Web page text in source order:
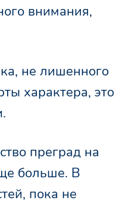
внимания,
не лишенного
характера, это
преград на
больше. В
пока не